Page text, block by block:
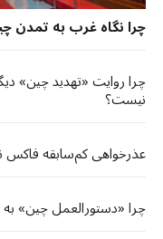
چرا نگاه غرب به تمدن
چرا روایت «تهدید چین»
نیست؟
عذرخواهی کم‌سابقه فاکس
چرا «دستورالعمل چین»